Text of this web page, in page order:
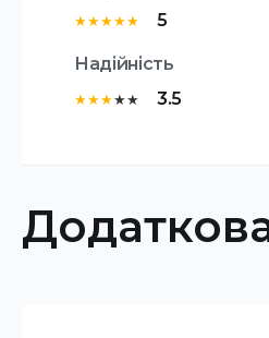
★
★
★
★
★ 5
Надійність
★
★
★
★
★ 3.5